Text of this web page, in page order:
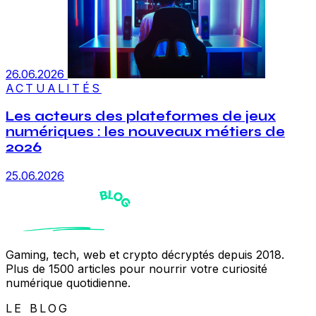
26.06.2026
ACTUALITÉS
Les acteurs des plateformes de jeux
numériques : les nouveaux métiers de
2026
25.06.2026
Gaming, tech, web et crypto décryptés depuis 2018.
Plus de 1500 articles pour nourrir votre curiosité
numérique quotidienne.
LE BLOG